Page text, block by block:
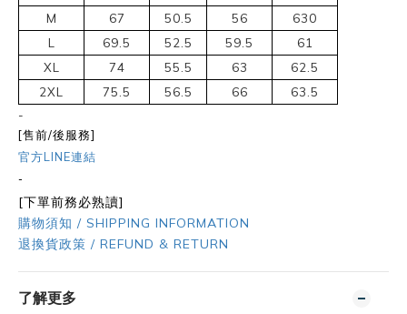
M
67 50.5 56
630
L
69.5 52.5 59.5
61
XL
74 55.5 63
62.5
2XL
75.5 56.5 66
63.5
-
[售前/後服務]
官方LINE連結
-
[下單前務必熟讀]
購物須知 / SHIPPING INFORMATION
退換貨政策 / REFUND & RETURN
了解更多